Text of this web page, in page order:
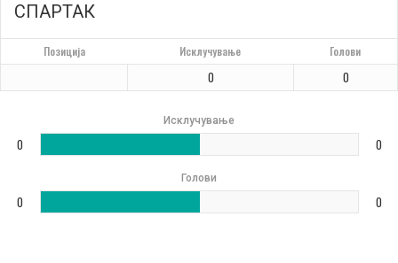
СПАРТАК
Позиција Исклучување Голови
0 0
Исклучување
0 0
Голови
0 0